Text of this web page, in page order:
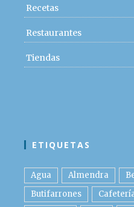
Recetas
Restaurantes
Tiendas
ETIQUETAS
Agua Almendra
Butifarrones